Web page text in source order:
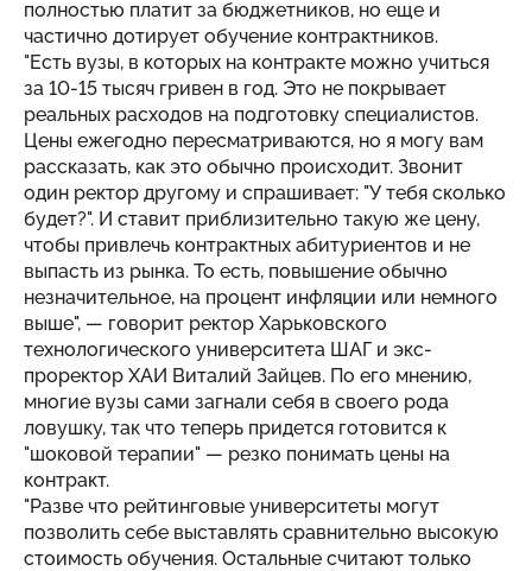
полностью платит за бюджетников, но еще и
частично дотирует обучение контрактников.
"Есть вузы, в которых на контракте можно учиться
за 10-15 тысяч гривен в год. Это не покрывает
реальных расходов на подготовку специалистов.
Цены ежегодно пересматриваются, но я могу вам
рассказать, как это обычно происходит. Звонит
один ректор другому и спрашивает: "У тебя сколько
будет?". И ставит приблизительно такую же цену,
чтобы привлечь контрактных абитуриентов и не
выпасть из рынка. То есть, повышение обычно
незначительное, на процент инфляции или немного
выше", — говорит ректор Харьковского
технологического университета ШАГ и экс-
проректор ХАИ Виталий Зайцев. По его мнению,
многие вузы сами загнали себя в своего рода
ловушку, так что теперь придется готовится к
"шоковой терапии" — резко понимать цены на
контракт.
"Разве что рейтинговые университеты могут
позволить себе выставлять сравнительно высокую
стоимость обучения. Остальные считают только